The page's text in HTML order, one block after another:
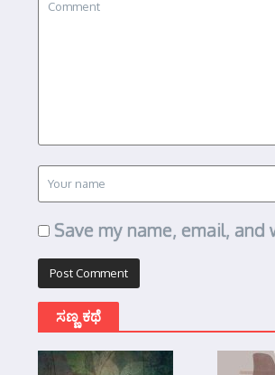
Save my name, email,
ಸಣ್ಣ ಕಥೆ